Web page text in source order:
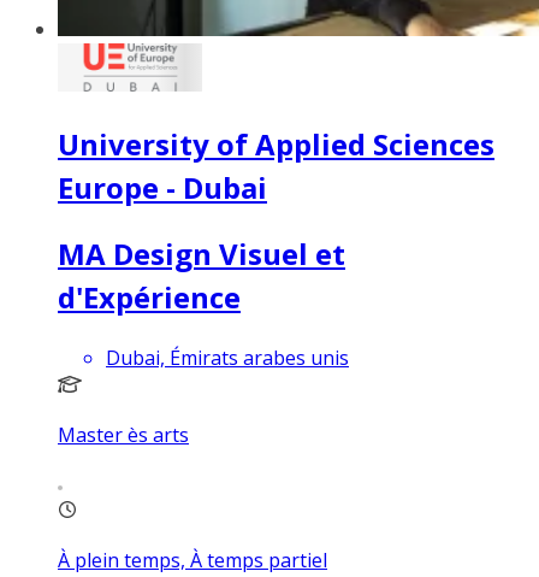
University of Applied Sciences
Europe - Dubai
MA Design Visuel et
d'Expérience
Dubai, Émirats arabes unis
Master ès arts
À plein temps, À temps partiel